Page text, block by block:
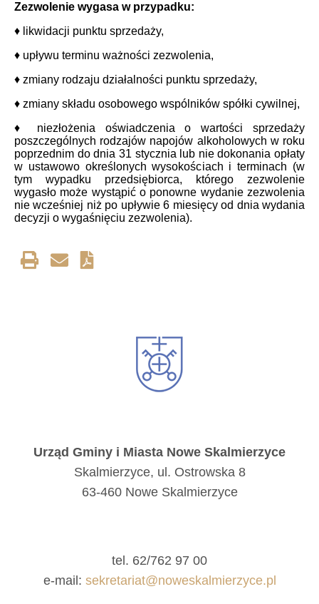
Zezwolenie wygasa w przypadku:
♦ likwidacji punktu sprzedaży,
♦ upływu terminu ważności zezwolenia,
♦ zmiany rodzaju działalności punktu sprzedaży,
♦ zmiany składu osobowego wspólników spółki cywilnej,
♦ niezłożenia oświadczenia o wartości sprzedaży
poszczególnych rodzajów napojów alkoholowych w roku
poprzednim do dnia 31 stycznia lub nie dokonania opłaty
w ustawowo określonych wysokościach i terminach (w
tym wypadku przedsiębiorca, którego zezwolenie
wygasło może wystąpić o ponowne wydanie zezwolenia
nie wcześniej niż po upływie 6 miesięcy od dnia wydania
decyzji o wygaśnięciu zezwolenia).
Urząd Gminy i Miasta Nowe Skalmierzyce
Skalmierzyce, ul. Ostrowska 8
63-460 Nowe Skalmierzyce
tel. 62/762 97 00
e-mail: sekretariat@noweskalmierzyce.pl